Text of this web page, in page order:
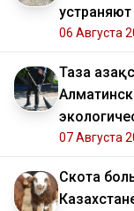
06 Августа
Таза
07 Августа
Скота